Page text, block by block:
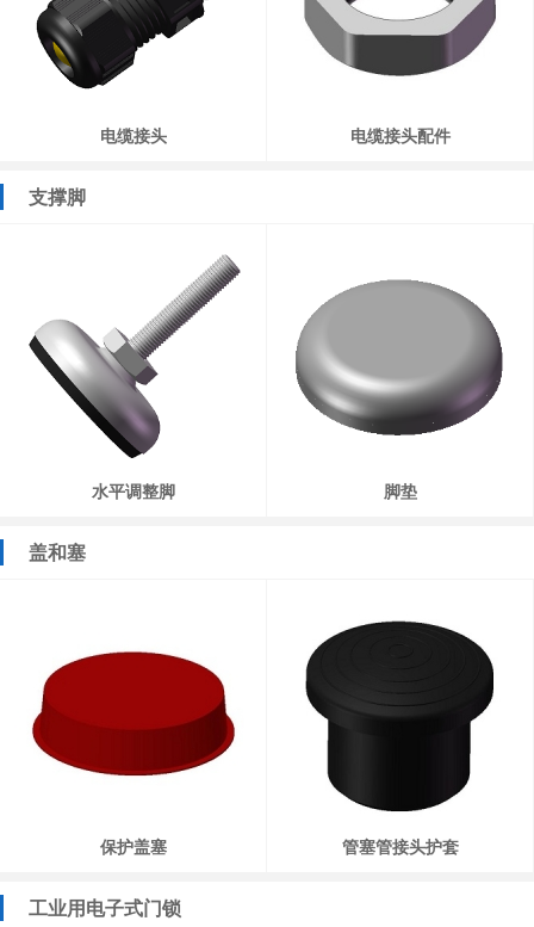
电缆接头 电缆接头配件
支撑脚
水平调整脚 脚垫
盖和塞
保护盖塞 管塞管接头护套
工业用电子式门锁